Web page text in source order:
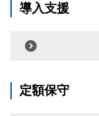
導入支援
定額保守